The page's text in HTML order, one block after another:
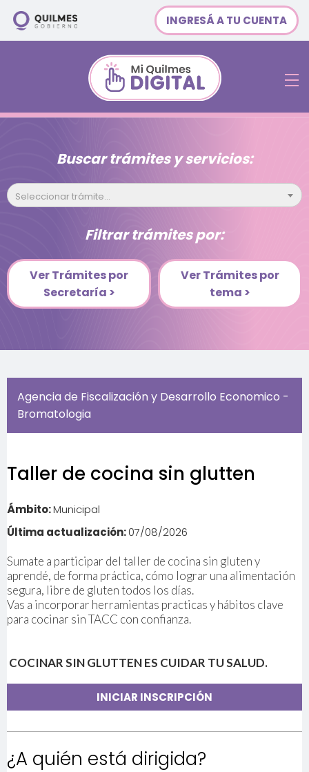
INGRESÁ A TU CUENTA
Buscar trámites y servicios:
Seleccionar trámite...
Filtrar trámites por:
Ver Trámites por
Secretaría >
Ver Trámites por
tema >
Agencia de Fiscalización y Desarrollo Economico -
Bromatologia
Taller de cocina sin glutten
Ámbito:Municipal
Última actualización:07/08/2026
Sumate a participar del taller de cocina sin gluten y
aprendé, de forma práctica, cómo lograr una alimentación
segura, libre de gluten todos los días.
Vas a incorporar herramientas practicas y hábitos clave
para cocinar sin TACC con confianza.
COCINAR SIN GLUTTEN ES CUIDAR TU SALUD.
INICIAR INSCRIPCIÓN
¿A quién está dirigida?